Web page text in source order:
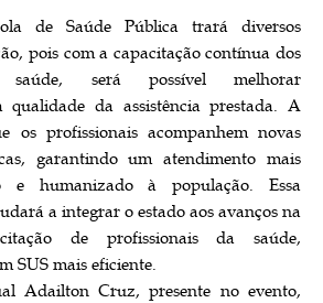
de Saúde Pública trará diversos
pois com a capacitação contínua dos
saúde, será possível melhorar
qualidade da assistência prestada. A
os profissionais acompanhem novas
garantindo um atendimento mais
e humanizado à população. Essa
a integrar o estado aos avanços na
de profissionais da saúde,
SUS mais eficiente.
Adailton Cruz, presente no evento,